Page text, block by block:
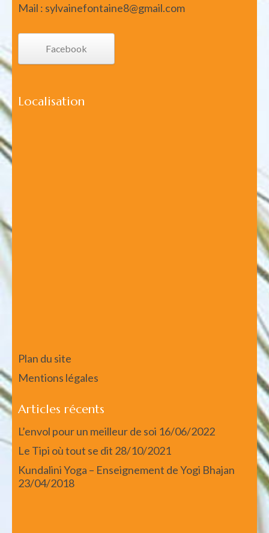
Mail : sylvainefontaine8@gmail.com
Facebook
Localisation
Plan du site
Mentions légales
Articles récents
L’envol pour un meilleur de soi 16/06/2022
Le Tipi où tout se dit 28/10/2021
Kundalini Yoga – Enseignement de Yogi Bhajan
23/04/2018